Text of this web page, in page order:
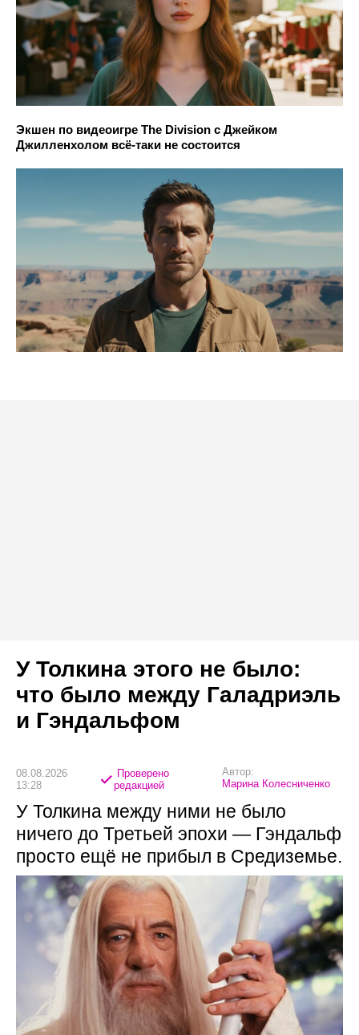
Экшен по видеоигре The Division с Джейком
Джилленхолом всё-таки не состоится
У Толкина этого не было:
что было между Галадриэль
и Гэндальфом
08.08.2026
13:28
Проверено
редакцией
Автор:
Марина Колесниченко
У Толкина между ними не было
ничего до Третьей эпохи — Гэндальф
просто ещё не прибыл в Средиземье.